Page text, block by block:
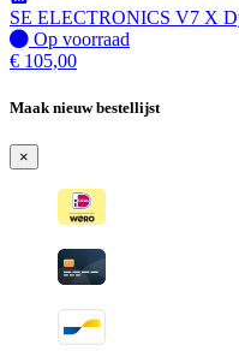
verzonden
wanneer
beschikbaar
SE ELECTRONICS V7 X
Op
voorraad
Op voorraad
€ 105,00
Maak nieuw bestellijst
×